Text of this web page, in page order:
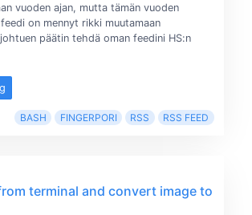
vuoden ajan, mutta tämän vuoden
on mennyt rikki muutamaan
päätin tehdä oman feedini HS:n
BASH FINGERPORI RSS RSS FEED
terminal and convert image to